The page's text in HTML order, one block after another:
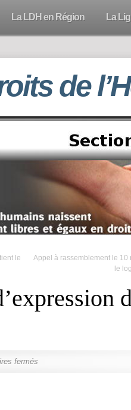
La LDH en Région La
de
le
Appel à rassemblement le 10
le
fermés